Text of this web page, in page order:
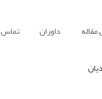
داوران تماس